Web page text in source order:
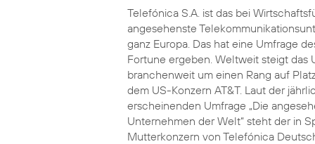
Telefónica S.A. ist das bei
angesehenste
ganz Europa. Das hat eine Umfrage
Fortune ergeben. Weltweit steigt das
branchenweit um einen Rang auf
dem US-Konzern AT&T. Laut der
erscheinenden Umfrage „Die
Unternehmen der Welt“ steht der in
Mutterkonzern von Telefónica